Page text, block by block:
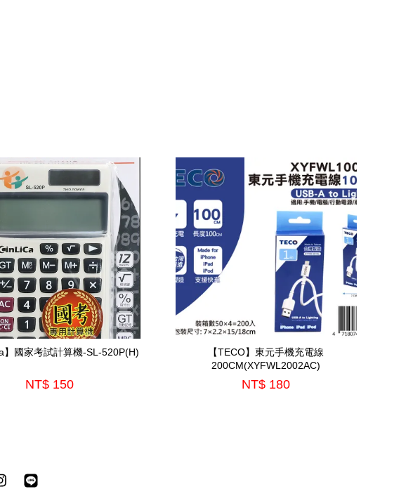
】國家考試計算機-SL-520P(H)
NT$ 150
【TECO】東元手機充電線
200CM(XYFWL2002AC)
NT$ 180
Instagram